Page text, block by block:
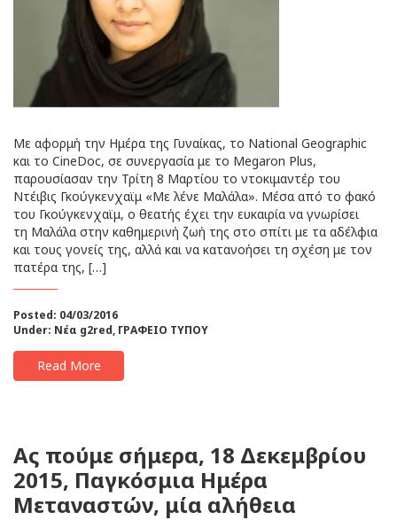
Με αφορμή την Ημέρα της Γυναίκας, το National Geographic
και το CineDoc, σε συνεργασία με το Megaron Plus,
παρουσίασαν την Τρίτη 8 Μαρτίου το ντοκιμαντέρ του
Ντέιβις Γκούγκενχαϊμ «Με λένε Μαλάλα». Μέσα από το φακό
του Γκούγκενχαϊμ, ο θεατής έχει την ευκαιρία να γνωρίσει
τη Μαλάλα στην καθημερινή ζωή της στο σπίτι με τα αδέλφια
και τους γονείς της, αλλά και να κατανοήσει τη σχέση με τον
πατέρα της, […]
Posted: 04/03/2016
Under: Νέα g2red, ΓΡΑΦΕΙΟ ΤΥΠΟΥ
Read More
Ας πούμε σήμερα, 18 Δεκεμβρίου
2015, Παγκόσμια Ημέρα
Μεταναστών, μία αλήθεια